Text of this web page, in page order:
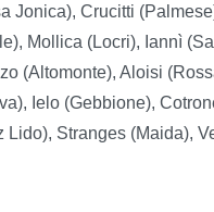
Jonica), Crucitti
Mollica (Locri), Iannì
(Altomonte), Aloisi
Ielo (Gebbione),
Stranges (Maida),